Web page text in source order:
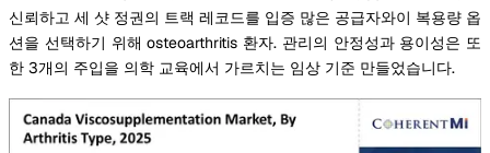
신뢰하고 세 샷 정권의 트랙 레코드를 입증 많은 공급자와이 복용량 옵
션을 선택하기 위해 osteoarthritis 환자. 관리의 안정성과 용이성은 또
한 3개의 주입을 의학 교육에서 가르치는 임상 기준 만들었습니다.